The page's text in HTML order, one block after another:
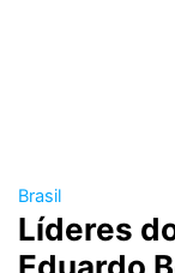
Brasil
Líderes